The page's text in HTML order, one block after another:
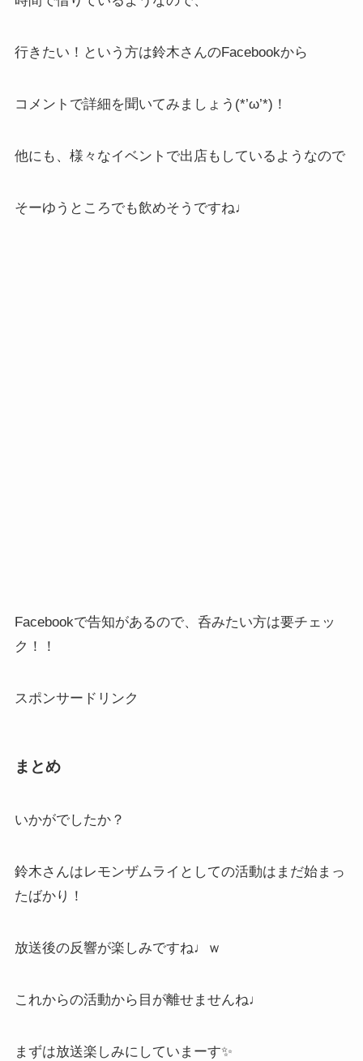
行きたい！という方は鈴木さんのFacebookから
コメントで詳細を聞いてみましょう(*’ω’*)！
他にも、様々なイベントで出店もしているようなので
そーゆうところでも飲めそうですね♩
Facebookで告知があるので、呑みたい方は要チェッ
ク！！
スポンサードリンク
まとめ
いかがでしたか？
鈴木さんはレモンザムライとしての活動はまだ始まっ
たばかり！
放送後の反響が楽しみですね♩ｗ
これからの活動から目が離せませんね♩
まずは放送楽しみにしていまーす✨